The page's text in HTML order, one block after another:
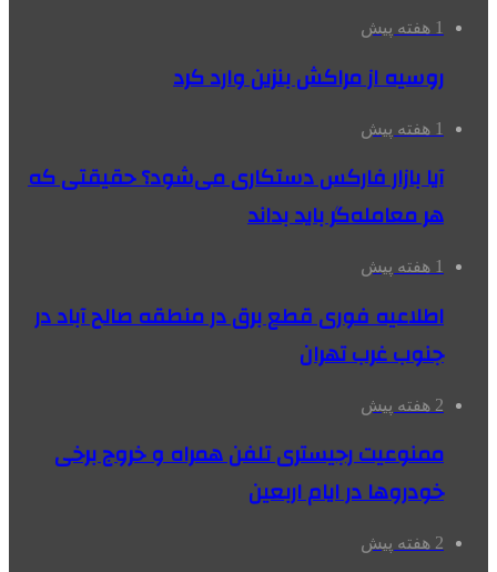
1 هفته پیش
روسیه از مراکش بنزین وارد کرد
1 هفته پیش
آیا بازار فارکس دستکاری می‌شود؟ حقیقتی که
هر معامله‌گر باید بداند
1 هفته پیش
اطلاعیه فوری قطع برق در منطقه صالح آباد در
جنوب غرب تهران
2 هفته پیش
ممنوعیت رجیستری تلفن همراه و خروج برخی
خودروها در ایام اربعین
2 هفته پیش